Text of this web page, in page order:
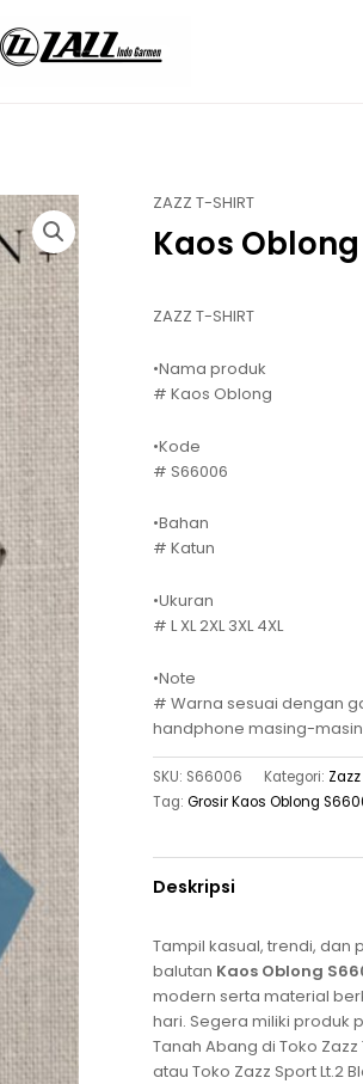
ZAZZ T-SHIRT
Kaos
ZAZZ T-SHIRT
•Nama produk
# Kaos Oblong
•Kode
# S66006
•Bahan
# Katun
•Ukuran
# L XL 2XL 3XL 4XL
•Note
# Warna sesuai dengan
handphone masing-
SKU: S66006 Kategori:
Tag:Grosir Kaos Oblong
Deskripsi
Tampil kasual, trendi,
balutan Kaos Oblong
modern serta material
hari. Segera miliki produk
Tanah Abang di Toko Zazz
atau Toko Zazz Sport Lt.2